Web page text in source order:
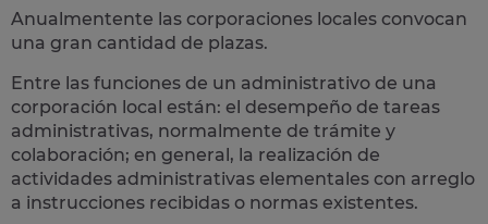
Anualmentente las corporaciones locales convocan
una gran cantidad de plazas.
Entre las funciones de un administrativo de una
corporación local están: el desempeño de tareas
administrativas, normalmente de trámite y
colaboración; en general, la realización de
actividades administrativas elementales con arreglo
a instrucciones recibidas o normas existentes.